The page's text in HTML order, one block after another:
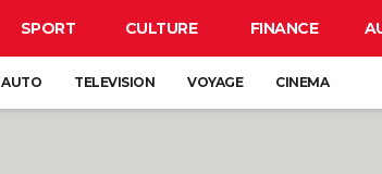
SPORT CULTURE FINANCE
AUTO TELEVISION VOYAGE CINEMA